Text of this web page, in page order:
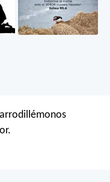
arrodillémonos